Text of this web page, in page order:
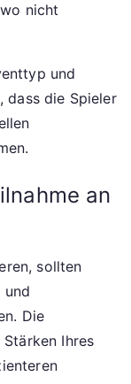
nicht
und
dass die Spieler
an
sollten
und
Die
Ihres